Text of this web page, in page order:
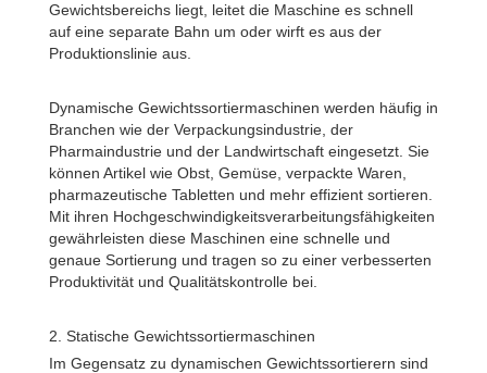
Gewichtsbereichs liegt, leitet die Maschine es schnell
auf eine separate Bahn um oder wirft es aus der
Produktionslinie aus.
Dynamische Gewichtssortiermaschinen werden häufig in
Branchen wie der Verpackungsindustrie, der
Pharmaindustrie und der Landwirtschaft eingesetzt. Sie
können Artikel wie Obst, Gemüse, verpackte Waren,
pharmazeutische Tabletten und mehr effizient sortieren.
Mit ihren Hochgeschwindigkeitsverarbeitungsfähigkeiten
gewährleisten diese Maschinen eine schnelle und
genaue Sortierung und tragen so zu einer verbesserten
Produktivität und Qualitätskontrolle bei.
2. Statische Gewichtssortiermaschinen
Im Gegensatz zu dynamischen Gewichtssortierern sind